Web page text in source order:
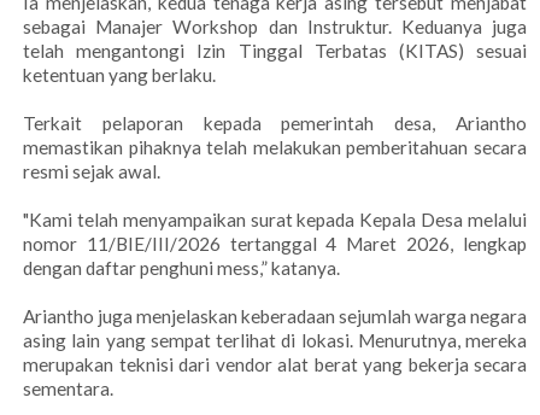
sebagai Manajer Workshop dan Instruktur. Keduanya juga
telah mengantongi Izin Tinggal Terbatas (KITAS) sesuai
ketentuan yang berlaku.
Terkait pelaporan kepada pemerintah desa, Ariantho
memastikan pihaknya telah melakukan pemberitahuan secara
resmi sejak awal.
"Kami telah menyampaikan surat kepada Kepala Desa melalui
nomor 11/BIE/III/2026 tertanggal 4 Maret 2026, lengkap
dengan daftar penghuni mess,” katanya.
Ariantho juga menjelaskan keberadaan sejumlah warga negara
asing lain yang sempat terlihat di lokasi. Menurutnya, mereka
merupakan teknisi dari vendor alat berat yang bekerja secara
sementara.